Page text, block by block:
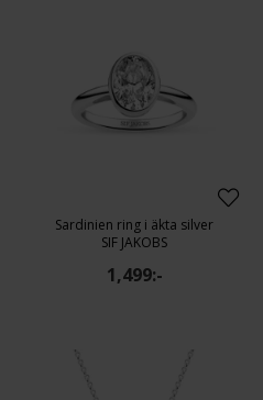
Sardinien ring i äkta silver
SIF JAKOBS
1,499:-